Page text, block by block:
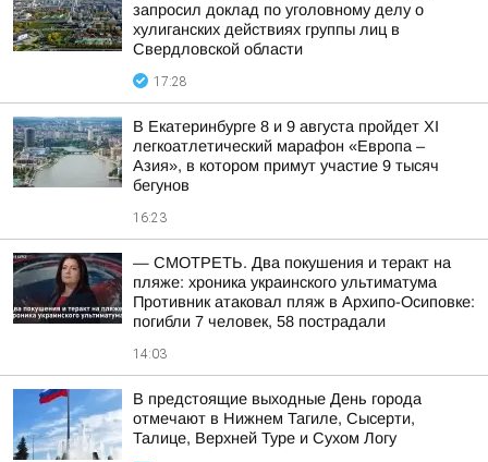
запросил доклад по уголовному делу о
хулиганских действиях группы лиц в
Свердловской области
17:28
В Екатеринбурге 8 и 9 августа пройдет XI
легкоатлетический марафон «Европа –
Азия», в котором примут участие 9 тысяч
бегунов
16:23
— СМОТРЕТЬ. Два покушения и теракт на
пляже: хроника украинского ультиматума
Противник атаковал пляж в Архипо-Осиповке:
погибли 7 человек, 58 пострадали
14:03
В предстоящие выходные День города
отмечают в Нижнем Тагиле, Сысерти,
Талице, Верхней Туре и Сухом Логу